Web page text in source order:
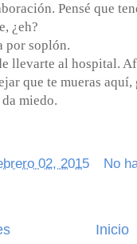
Pensé que
¿eh?
por soplón.
llevarte al hospital.
que te mueras aquí,
miedo.
02, 2015
No
Inicio